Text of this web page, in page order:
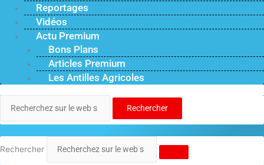
Reportages
Vidéos
Actu Premium
Bons Plans
Articles Premium
Les Antilles Agricoles
Rechercher
Rechercher